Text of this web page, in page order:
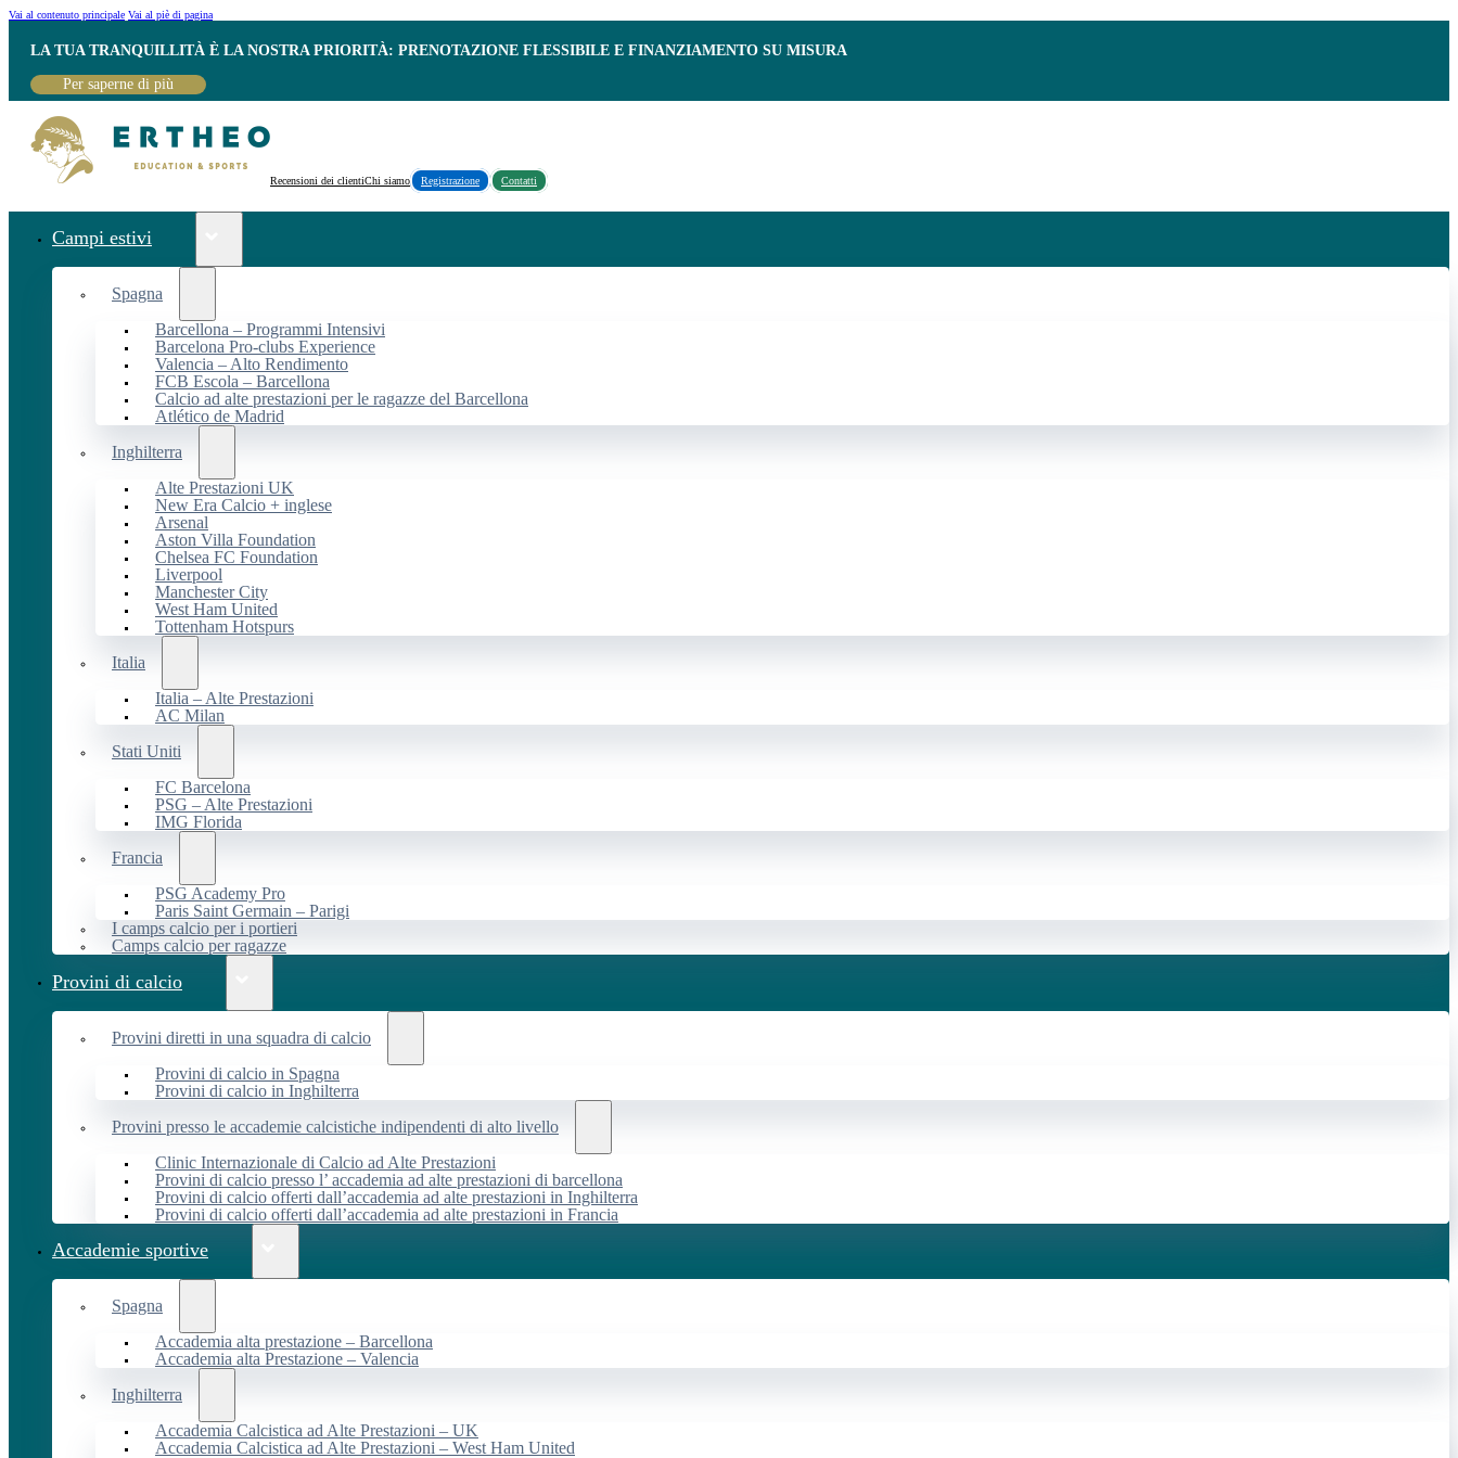
Vai al contenuto principale Vai al piè di pagina
LA TUA TRANQUILLITÀ È LA NOSTRA PRIORITÀ: PRENOTAZIONE FLESSIBILE E FINANZIAMENTO SU MISURA
Per saperne di più
Recensioni dei clientiChi siamo Registrazione Contatti
Campi estivi
Spagna
Barcellona – Programmi Intensivi
Barcelona Pro-clubs Experience
Valencia – Alto Rendimento
FCB Escola – Barcellona
Calcio ad alte prestazioni per le ragazze del Barcellona
Atlético de Madrid
Inghilterra
Alte Prestazioni UK
New Era Calcio + inglese
Arsenal
Aston Villa Foundation
Chelsea FC Foundation
Liverpool
Manchester City
West Ham United
Tottenham Hotspurs
Italia
Italia – Alte Prestazioni
AC Milan
Stati Uniti
FC Barcelona
PSG – Alte Prestazioni
IMG Florida
Francia
PSG Academy Pro
Paris Saint Germain – Parigi
I camps calcio per i portieri
Camps calcio per ragazze
Provini di calcio
Provini diretti in una squadra di calcio
Provini di calcio in Spagna
Provini di calcio in Inghilterra
Provini presso le accademie calcistiche indipendenti di alto livello
Clinic Internazionale di Calcio ad Alte Prestazioni
Provini di calcio presso l’ accademia ad alte prestazioni di barcellona
Provini di calcio offerti dall’accademia ad alte prestazioni in Inghilterra
Provini di calcio offerti dall’accademia ad alte prestazioni in Francia
Accademie sportive
Spagna
Accademia alta prestazione – Barcellona
Accademia alta Prestazione – Valencia
Inghilterra
Accademia Calcistica ad Alte Prestazioni – UK
Accademia Calcistica ad Alte Prestazioni – West Ham United